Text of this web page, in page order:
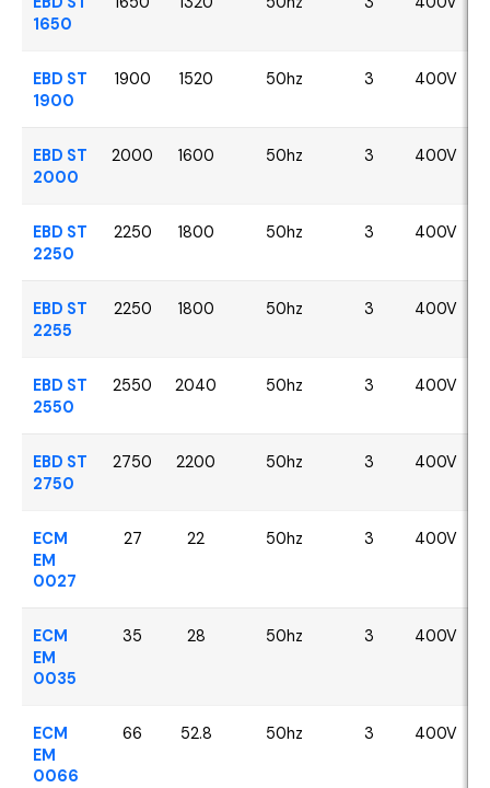
1650
EBD ST
1900
1900 1520 50hz 3 400V
EBD ST
2000
2000 1600 50hz 3 400V
EBD ST
2250
2250 1800 50hz 3 400V
EBD ST
2255
2250 1800 50hz 3 400V
EBD ST
2550
2550 2040 50hz 3 400V
EBD ST
2750
2750 2200 50hz 3 400V
ECM
EM
0027
27 22 50hz 3 400V
ECM
EM
0035
35 28 50hz 3 400V
ECM
EM
0066
66 52.8 50hz 3 400V